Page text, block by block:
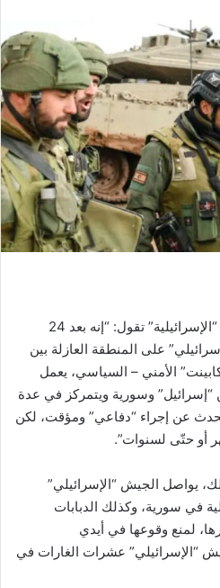
نشرت صحيفة “إسرائيل هيوم” “الإسرائيلية” تقول: “إنه بعد 24
على المنطقة العازلة بين
الأمني – السياسي، يعمل
“إسرائيل” وسورية ويتمركز في عدة
عن إجراء “دفاعي” ومؤقت، لكن
أو حتّى لسنوات”.
يواصل الجيش “الإسرائيلي”
في سورية، وكذلك الدبابات
لمنع وقوعها في أيدي
“الإسرائيلي” عشرات الغارات في